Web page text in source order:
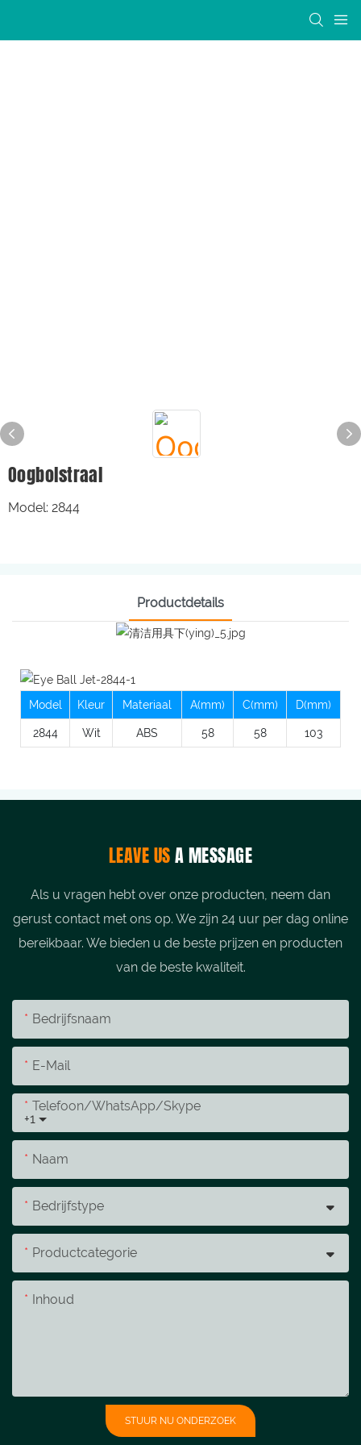
Oogbolstraal
Model: 2844
Productdetails
Model Kleur Materiaal A(mm) C(mm) D(mm)
2844 Wit ABS 58 58 103
LEAVE USA MESSAGE
Als u vragen hebt over onze producten, neem dan
gerust contact met ons op. We zijn 24 uur per dag online
bereikbaar. We bieden u de beste prijzen en producten
van de beste kwaliteit.
Bedrijfsnaam
E-Mail
+1
Telefoon/WhatsApp/Skype
Naam
Bedrijfstype
Productcategorie
Inhoud
STUUR NU ONDERZOEK